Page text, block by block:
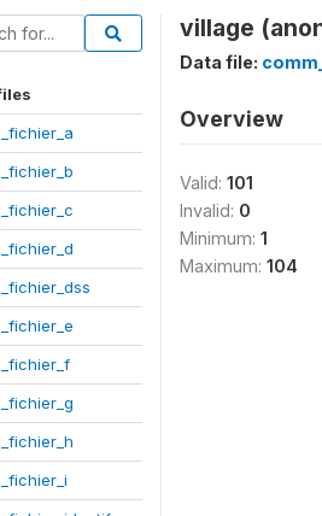
village
Data file:
Overview
Valid: 101
Invalid: 0
Minimum: 1
Maximum: 104